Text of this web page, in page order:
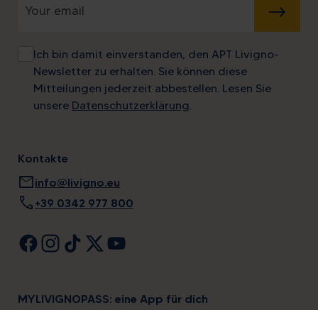
SENDEN
Ich bin damit einverstanden, den APT Livigno-
Newsletter zu erhalten. Sie können diese
Mitteilungen jederzeit abbestellen. Lesen Sie
unsere Datenschutzerklärung.
Kontakte
mailinfo@livigno.eu
call +39 0342 977 800
MYLIVIGNOPASS: eine App für dich